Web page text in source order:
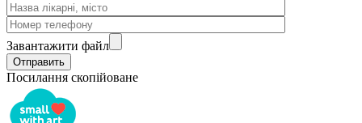
Завантажити файл
Посилання скопійоване